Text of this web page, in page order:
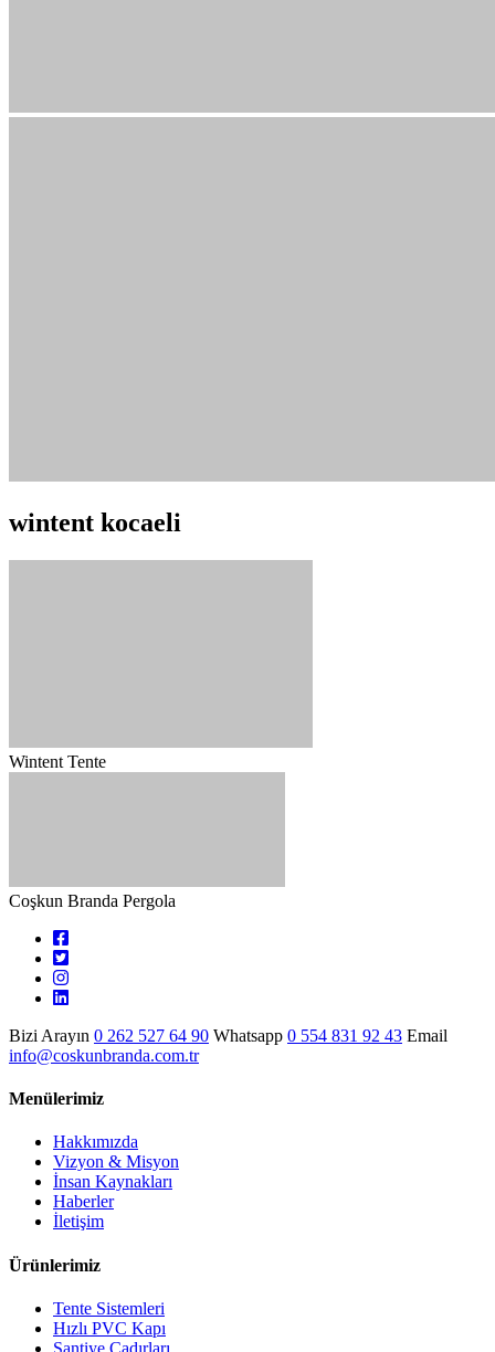
wintent kocaeli
Wintent Tente
Coşkun Branda Pergola
Bizi Arayın 0 262 527 64 90 Whatsapp 0 554 831 92 43 Email
info@coskunbranda.com.tr
Menülerimiz
Hakkımızda
Vizyon & Misyon
İnsan Kaynakları
Haberler
İletişim
Ürünlerimiz
Tente Sistemleri
Hızlı PVC Kapı
Şantiye Çadırları